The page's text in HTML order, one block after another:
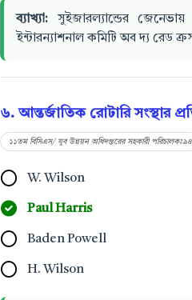
ব্যাখ্যা: সুইজারল্যান্ডের
ইন্টারন্যাশনাল কমিটি অব দ্য রেড
৬. আন্তর্জাতিক রোটারি সংস্থার
১১তম বিসিএস/ যুব উন্নয়ন অধিদপ্তরের সহকারী পরিচালকঃ৯৪
W. Wilson
Paul Harris
Baden Powell
H. Wilson